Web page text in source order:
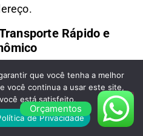
Rápido e
Arujápara quem precisa
eletrodomésticos,
de forma rápida e
acessíveis e veículos
Orçamentos
que você tenha a melhor
você continua a usar este site,
está satisfeito.
de Privacidade